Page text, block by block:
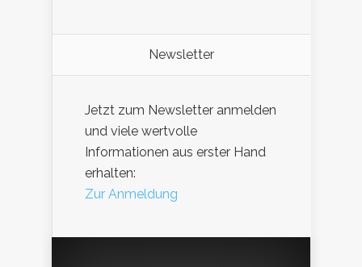
Newsletter
Jetzt zum Newsletter anmelden
und viele wertvolle
Informationen aus erster Hand
erhalten:
Zur Anmeldung